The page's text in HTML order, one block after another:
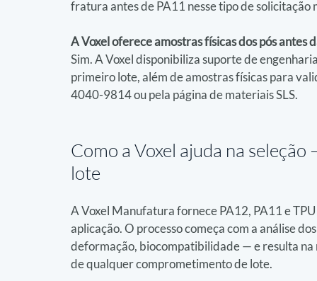
fratura antes de PA11 nesse tipo de solicitação
A Voxel oferece amostras físicas dos pós antes
Sim. A Voxel disponibiliza suporte de
primeiro lote, além de amostras físicas para
4040-9814 ou pela página de materiais SLS.
Como a Voxel ajuda na
lote
A Voxel Manufatura fornece PA12, PA11 e
aplicação. O processo começa com a análise
deformação, biocompatibilidade — e resulta
de qualquer comprometimento de lote.